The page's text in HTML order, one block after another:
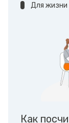
Для жизни
Как